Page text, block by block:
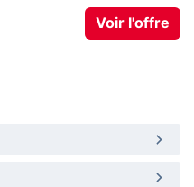
Voir l'offre